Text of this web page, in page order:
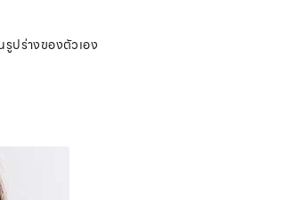
ปร่างของตัวเอง